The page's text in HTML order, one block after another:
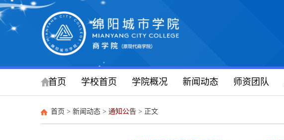
首页 学校首页 学院概况 新闻动态 师资团队
首页 > 新闻动态 > 通知公告 > 正文